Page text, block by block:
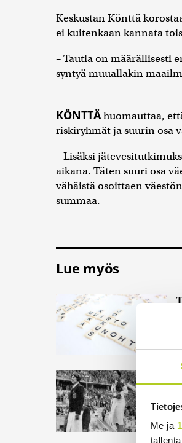
Me ja
Keskustan Könttä
ei kuitenkaan kannata
– Tautia on määrällisesti
syntyä muuallakin
KÖNTTÄhuomauttaa,
riskiryhmät ja suurin osa
– Lisäksi
aikana. Täten suuri osa
vähäistä osoittaen
summaa.
Lue myös